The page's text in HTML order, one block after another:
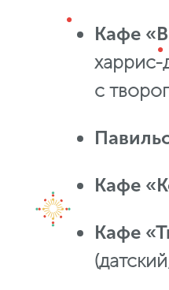
Кафе
харрис-
с
Кафе
Кафе